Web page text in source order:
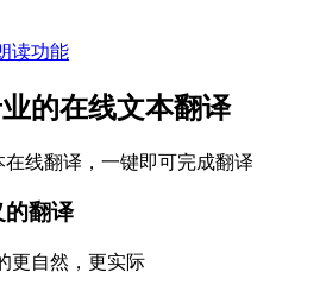
读功能
的在线文本翻译
在线翻译，一键即可完成翻译
的翻译
更自然，更实际